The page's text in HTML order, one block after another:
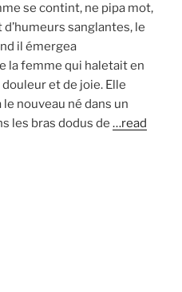
se contint, ne pipa mot,
sanglantes, le
il émergea
la femme qui haletait en
et de joie. Elle
nouveau né dans un
les bras dodus de …read